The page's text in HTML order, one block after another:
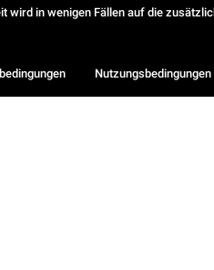
wird in wenigen Fällen auf die
Nutzungsbedingungen